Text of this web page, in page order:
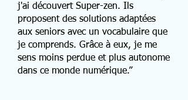
j'ai découvert Super-zen. Ils
proposent des solutions adaptées
aux seniors avec un vocabulaire que
je comprends. Grâce à eux, je me
sens moins perdue et plus autonome
dans ce monde numérique.”